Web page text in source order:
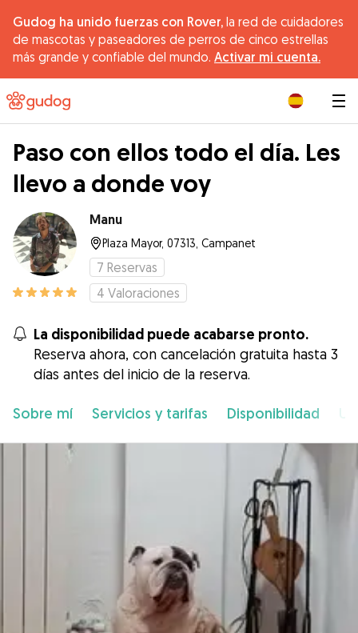
Gudog ha unido fuerzas con Rover, la red de cuidadores
de mascotas y paseadores de perros de cinco estrellas
más grande y confiable del mundo. Activar mi cuenta.
Paso con ellos todo el día. Les
llevo a donde voy
Manu
Plaza Mayor, 07313, Campanet
7 Reservas
4 Valoraciones
La disponibilidad puede acabarse pronto.
Reserva ahora, con cancelación gratuita hasta 3
días antes del inicio de la reserva.
Sobre mí Servicios y tarifas Disponibilidad